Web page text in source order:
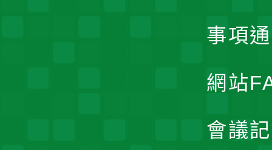
事項
網站
會議